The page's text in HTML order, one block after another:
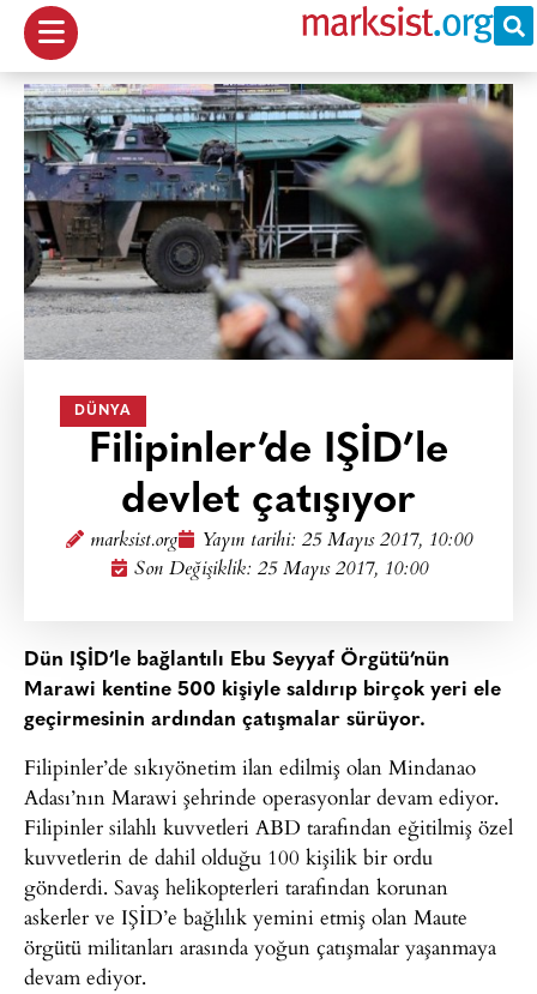
DÜNYA
Filipinler’de IŞİD’le
devlet çatışıyor
marksist.org Yayın tarihi: 25 Mayıs 2017, 10:00
Son Değişiklik: 25 Mayıs 2017, 10:00
Dün IŞİD’le bağlantılı Ebu Seyyaf Örgütü’nün
Marawi kentine 500 kişiyle saldırıp birçok yeri ele
geçirmesinin ardından çatışmalar sürüyor.
Filipinler’de sıkıyönetim ilan edilmiş olan Mindanao
Adası’nın Marawi şehrinde operasyonlar devam ediyor.
Filipinler silahlı kuvvetleri ABD tarafından eğitilmiş özel
kuvvetlerin de dahil olduğu 100 kişilik bir ordu
gönderdi. Savaş helikopterleri tarafından korunan
askerler ve IŞİD’e bağlılık yemini etmiş olan Maute
örgütü militanları arasında yoğun çatışmalar yaşanmaya
devam ediyor.